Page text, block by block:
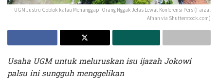
UGM Justru Goblok kalau Menanggapi Orang Nggak Jelas Lewat Konferensi Pers (Faizal
Afnan via Shutterstock.com)
Usaha UGM untuk meluruskan isu ijazah Jokowi
palsu ini sungguh menggelikan